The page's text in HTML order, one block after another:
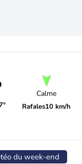
Calme
Rafales10 km/h
du week-end